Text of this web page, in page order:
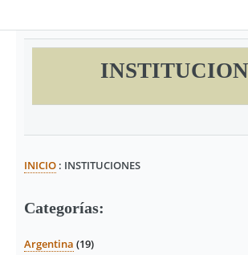
INICIO : INSTITUCIONES
Categorías:
Argentina (19)